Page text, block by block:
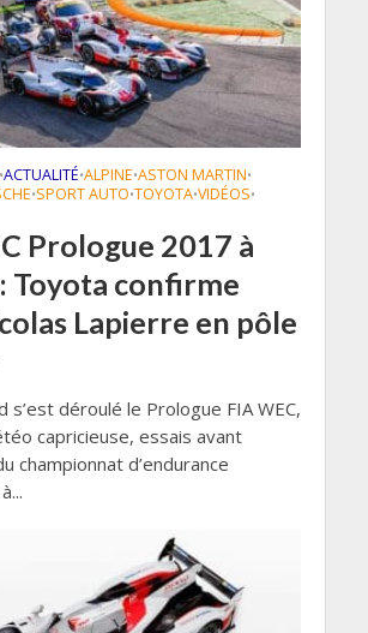
•ACTUALITÉ•ALPINE•ASTON MARTIN•
•SPORT AUTO•TOYOTA•VIDÉOS•
Prologue 2017 à
Toyota confirme
Lapierre en pôle
s’est déroulé le Prologue FIA WEC,
capricieuse, essais avant
championnat d’endurance